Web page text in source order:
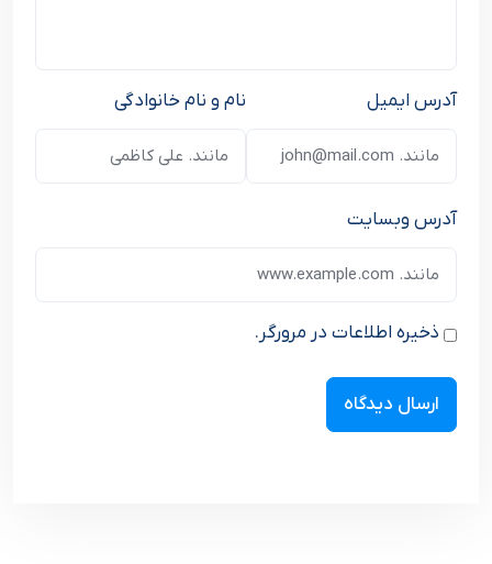
نام و نام خانوادگی آدرس ایمیل
آدرس وبسایت
ذخیره اطلاعات در مرورگر.